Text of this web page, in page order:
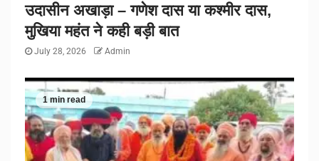
उदासीन अखाड़ा – गणेश दास या कश्मीर दास,
मुखिया महंत ने कही बड़ी बात
July 28, 2026 Admin
1 min read